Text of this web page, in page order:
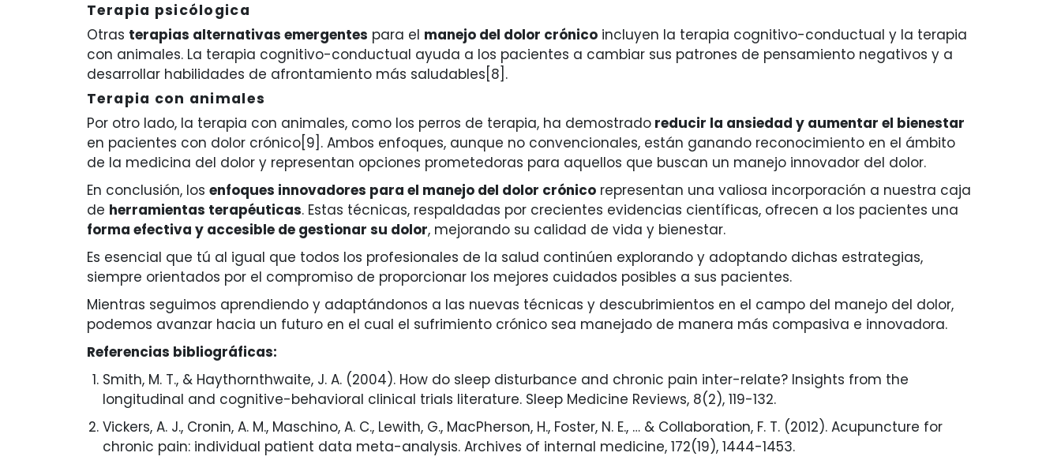
Terapia psicólogica
Otras terapias alternativas emergentes para el manejo del dolor crónicoincluyen la terapia cognitivo-conductual y la terapia
con animales. La terapia cognitivo-conductual ayuda a los pacientes a cambiar sus patrones de pensamiento negativos y a
desarrollar habilidades de afrontamiento más saludables[8].
Terapia con animales
Por otro lado, la terapia con animales, como los perros de terapia, ha demostradoreducir la ansiedad y aumentar el bienestar
en pacientes con dolor crónico[9]. Ambos enfoques, aunque no convencionales, están ganando reconocimiento en el ámbito
de la medicina del dolor y representan opciones prometedoras para aquellos que buscan un manejo innovador del dolor.
En conclusión, los enfoques innovadores para el manejo del dolor crónicorepresentan una valiosa incorporación a nuestra caja
de herramientas terapéuticas. Estas técnicas, respaldadas por crecientes evidencias científicas, ofrecen a los pacientes una
forma efectiva y accesible de gestionar su dolor, mejorando su calidad de vida y bienestar.
Es esencial que tú al igual que todos los profesionales de la salud continúen explorando y adoptando dichas estrategias,
siempre orientados por el compromiso de proporcionar los mejores cuidados posibles a sus pacientes.
Mientras seguimos aprendiendo y adaptándonos a las nuevas técnicas y descubrimientos en el campo del manejo del dolor,
podemos avanzar hacia un futuro en el cual el sufrimiento crónico sea manejado de manera más compasiva e innovadora.
Referencias bibliográficas:
Smith, M. T., & Haythornthwaite, J. A. (2004). How do sleep disturbance and chronic pain inter-relate? Insights from the
longitudinal and cognitive-behavioral clinical trials literature. Sleep Medicine Reviews, 8(2), 119-132.
Vickers, A. J., Cronin, A. M., Maschino, A. C., Lewith, G., MacPherson, H., Foster, N. E., … & Collaboration, F. T. (2012). Acupuncture for
chronic pain: individual patient data meta-analysis. Archives of internal medicine, 172(19), 1444-1453.